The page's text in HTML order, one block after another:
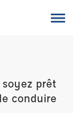
soyez prêt
conduire